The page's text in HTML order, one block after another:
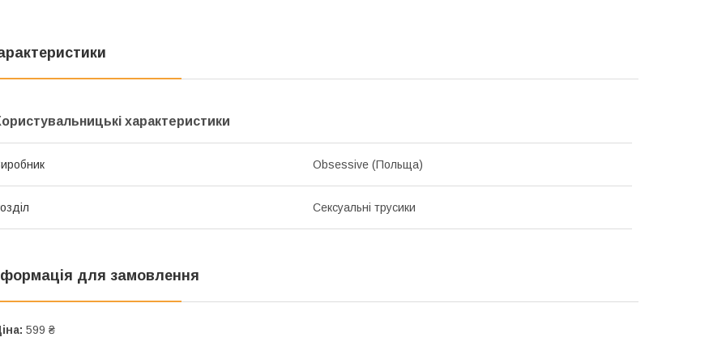
характеристики
Obsessive (Польща)
Сексуальні трусики
для замовлення
599 ₴